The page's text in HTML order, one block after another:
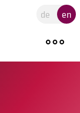
region of the
de en